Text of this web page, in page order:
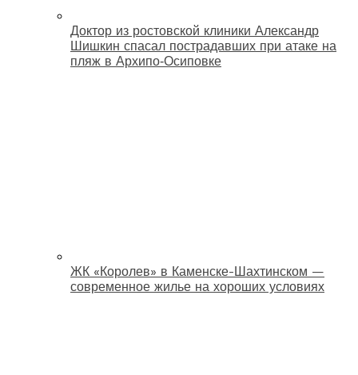
Доктор из ростовской клиники Александр
Шишкин спасал пострадавших при атаке на
пляж в Архипо‑Осиповке
ЖК «Королев» в Каменске-Шахтинском —
современное жилье на хороших условиях